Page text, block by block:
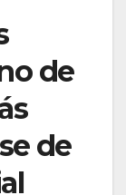
de
de